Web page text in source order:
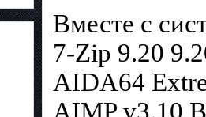
Вместе с
7-Zip 9.20
AIDA64